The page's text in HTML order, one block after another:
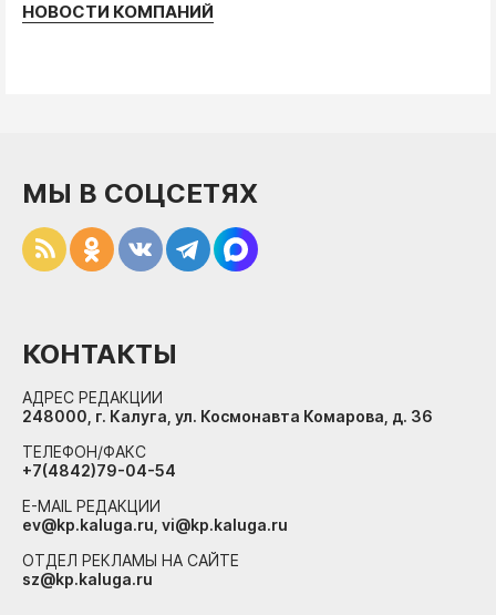
НОВОСТИ КОМПАНИЙ
МЫ В СОЦСЕТЯХ
КОНТАКТЫ
АДРЕС РЕДАКЦИИ
248000, г. Калуга, ул. Космонавта Комарова, д. 36
ТЕЛЕФОН/ФАКС
+7(4842)79-04-54
E-MAIL РЕДАКЦИИ
ev@kp.kaluga.ru, vi@kp.kaluga.ru
ОТДЕЛ РЕКЛАМЫ НА САЙТЕ
sz@kp.kaluga.ru